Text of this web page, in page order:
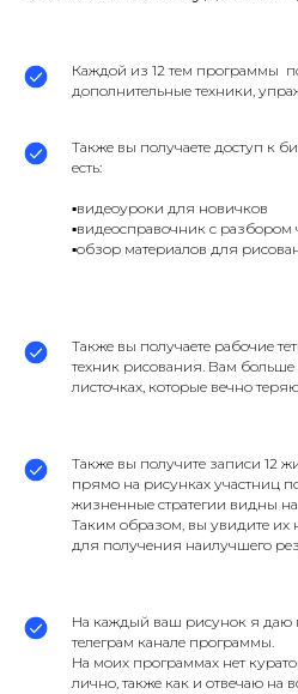
Каждой из 12 тем программы
дополнительные техники,
Также вы получаете доступ к
есть:
▪️видеоуроки для новичков
▪️видеосправочник с
▪️обзор материалов для
Также вы получаете рабочие
техник рисования. Вам
листочках, которые вечно
Также вы получите записи 12
прямо на рисунках участниц
жизненные стратегии видны
Таким образом, вы увидите их
для получения наилучшего
На каждый ваш рисунок я даю
телеграм канале программы.
На моих программах нет
лично, также как и отвечаю на